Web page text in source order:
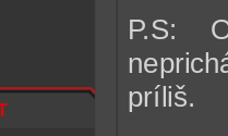
P.S:
príliš.